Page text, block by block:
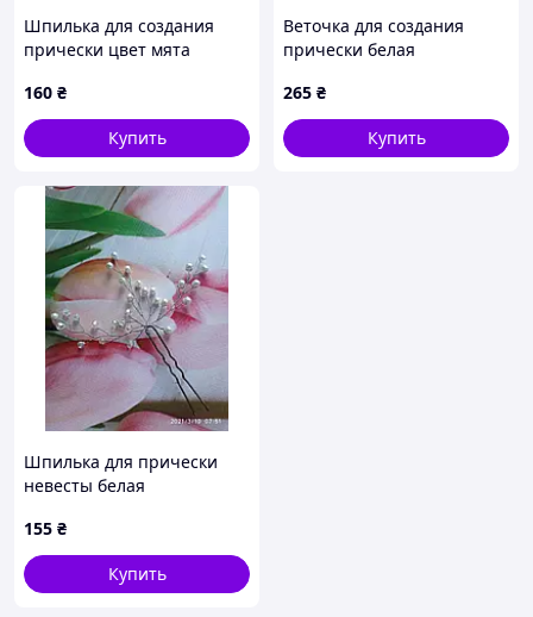
Шпилька для создания
прически цвет мята
160 ₴
Купить
Веточка для создания
прически белая
265 ₴
Купить
Шпилька для прически
невесты белая
155 ₴
Купить